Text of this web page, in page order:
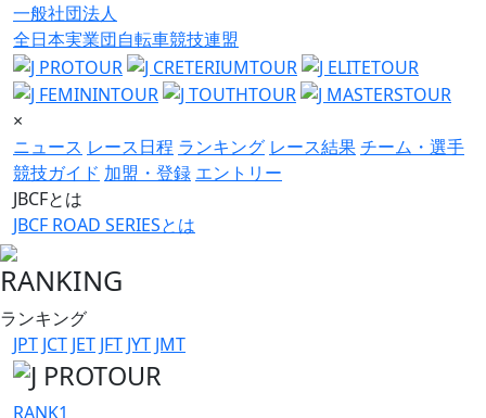
一般社団法人
全日本実業団自転車競技連盟
×
ニュース レース日程 ランキング レース結果チーム・選手
競技ガイド 加盟・登録 エントリー
JBCFとは
JBCF ROAD SERIESとは
RANKING
ランキング
JPT JCT JET JFT JYT JMT
RANK1